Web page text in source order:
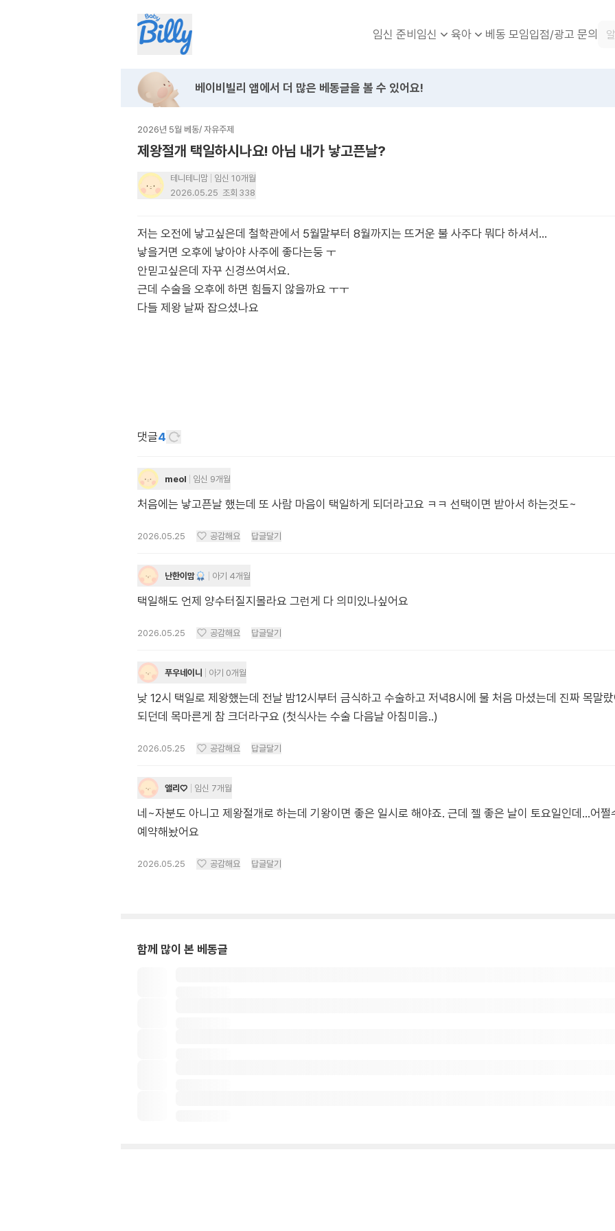
임신 준비임신 육아 베동 모임입점/광고 문의
베이비빌리 앱에서 더 많은 베동글을 볼 수 있어요!
2026년 5월 베동/ 자유주제
제왕절개 택일하시나요! 아님 내가 낳고픈날?
테니테니맘
임신 10개월
2026.05.25 조회 338
저는 오전에 낳고싶은데 철학관에서 5월말부터 8월까지는 뜨거운 불 사주다 뭐다 하셔서…
낳을거면 오후에 낳아야 사주에 좋다는둥 ㅜ
안믿고싶은데 자꾸 신경쓰여서요.
근데 수술을 오후에 하면 힘들지 않을까요 ㅜㅜ
다들 제왕 날짜 잡으셨나요
댓글4
meol 임신 9개월
처음에는 낳고픈날 했는데 또 사람 마음이 택일하게 되더라고요 ㅋㅋ 선택이면 받아서 하는것도~
2026.05.25 공감해요 답글달기
난한이맘 아기 4개월
택일해도 언제 양수터질지몰라요 그런게 다 의미있나싶어요
2026.05.25 공감해요 답글달기
푸우네이니 아기 0개월
낮 12시 택일로 제왕했는데 전날 밤12시부터 금식하고 수술하고 저녁8시에 물 처음 마셨는데 진짜 목말
되던데 목마른게 참 크더라구요 (첫식사는 수술 다음날 아침미음..)
2026.05.25 공감해요 답글달기
앨리♡ 임신 7개월
네~자분도 아니고 제왕절개로 하는데 기왕이면 좋은 일시로 해야죠. 근데 젤 좋은 날이 토요일인데...어
예약해놨어요
2026.05.25 공감해요 답글달기
함께 많이 본 베동글